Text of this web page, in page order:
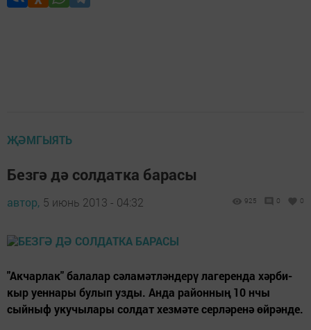
ҖӘМГЫЯТЬ
Безгә дә солдатка барасы
автор, 5 июнь 2013 - 04:32 925 0 0
"Акчарлак" балалар сәламәтләндерү лагеренда хәрби-
кыр уеннары булып узды. Анда районның 10 нчы
сыйныф укучылары солдат хезмәте серләренә өйрәнде.